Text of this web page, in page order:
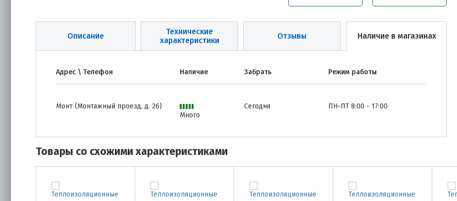
Описание
Технические
характеристики
Отзывы Наличие в магазинах
Адрес \ Телефон Наличие Забрать Режим работы
Монт (Монтажный проезд, д. 26)
Много
Сегодня ПН-ПТ 8:00 - 17:00
Товары со схожими характеристиками